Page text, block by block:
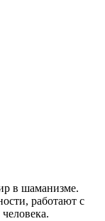
в шаманизме.
работают с